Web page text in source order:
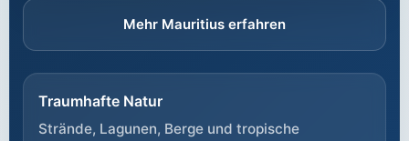
Mehr Mauritius erfahren
Traumhafte Natur
Strände, Lagunen, Berge und tropische